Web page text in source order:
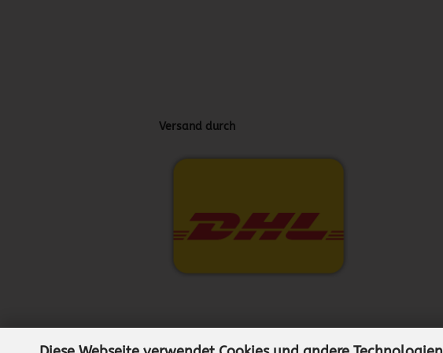
Versand durch